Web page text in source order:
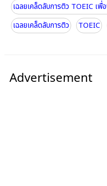
เฉลยเคล็ดลับการติว TOEIC เ
เฉลยเคล็ดลับการติว
TOEIC
Advertisement